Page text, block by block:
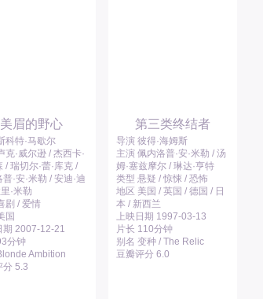
美眉的野心
科特·马歇尔
克·威尔逊 / 杰西卡·
/ 瑞切尔·蕾·库克 /
·安·米勒 / 安迪·迪
·米勒
剧 / 爱情
国
期 2007-12-21
分钟
Ambition
分 5.3
第三类终结者
导演 彼得·海姆斯
主演 佩内洛普·安·米勒 / 汤
姆·塞兹摩尔 / 琳达·亨特
类型 悬疑 / 惊悚 / 恐怖
地区 美国 / 英国 / 德国 / 日
本 / 新西兰
上映日期 1997-03-13
片长 110分钟
别名 变种 / The Relic
豆瓣评分 6.0